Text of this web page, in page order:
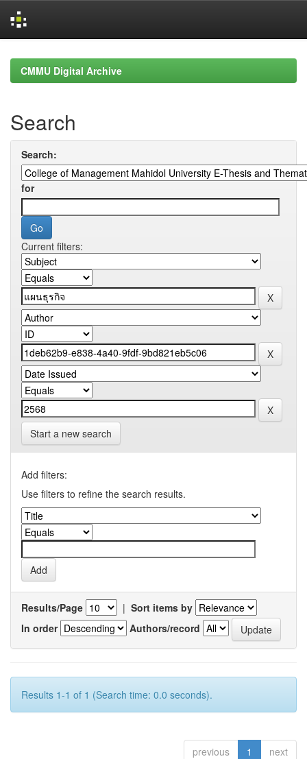
navigationCMMU Digital Archive
Search
Search:
for
Current filters:
Start a new search
Add filters:
Use filters to refine the search results.
Results/Page | Sort items by
In order
Authors/record
Results 1-1 of 1 (Search time: 0.0 seconds).
previous 1 next